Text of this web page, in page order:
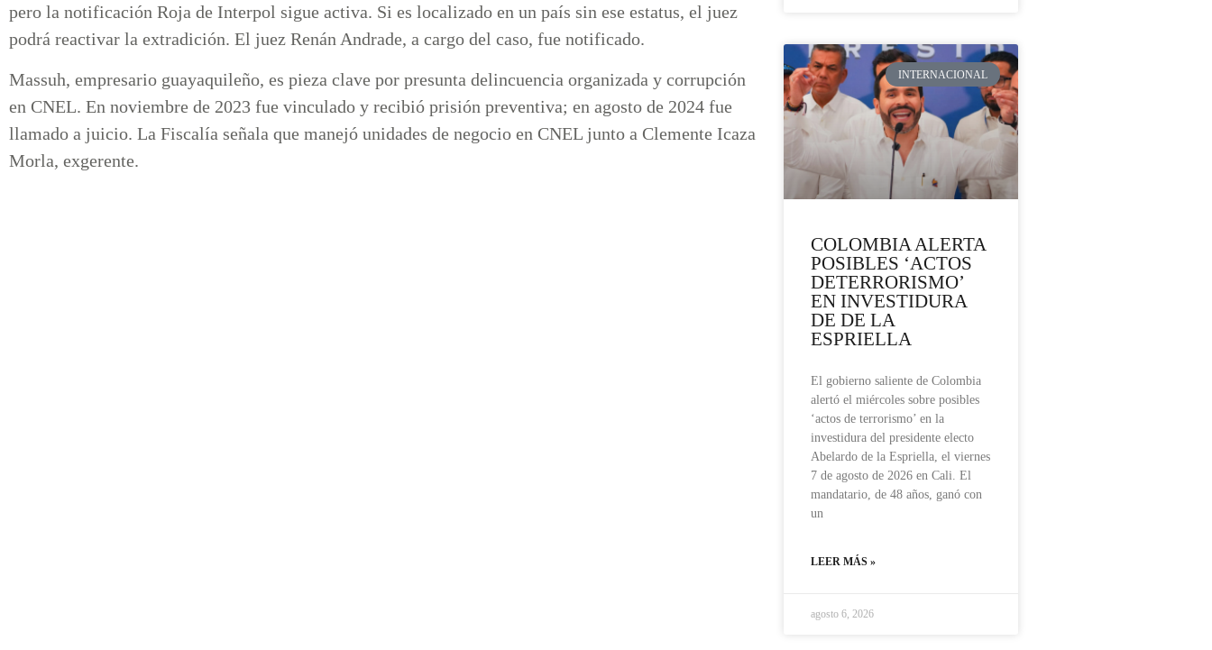
pero la notificación Roja de Interpol sigue activa. Si es localizado en un país sin ese estatus, el juez
podrá reactivar la extradición. El juez Renán Andrade, a cargo del caso, fue notificado.
Massuh, empresario guayaquileño, es pieza clave por presunta delincuencia organizada y corrupción
en CNEL. En noviembre de 2023 fue vinculado y recibió prisión preventiva; en agosto de 2024 fue
llamado a juicio. La Fiscalía señala que manejó unidades de negocio en CNEL junto a Clemente Icaza
Morla, exgerente.
INTERNACIONAL
COLOMBIA ALERTA
POSIBLES ‘ACTOS
DETERRORISMO’
EN INVESTIDURA
DE DE LA
ESPRIELLA
El gobierno saliente de Colombia
alertó el miércoles sobre posibles
‘actos de terrorismo’ en la
investidura del presidente electo
Abelardo de la Espriella, el viernes
7 de agosto de 2026 en Cali. El
mandatario, de 48 años, ganó con
un
LEER MÁS »
agosto 6, 2026